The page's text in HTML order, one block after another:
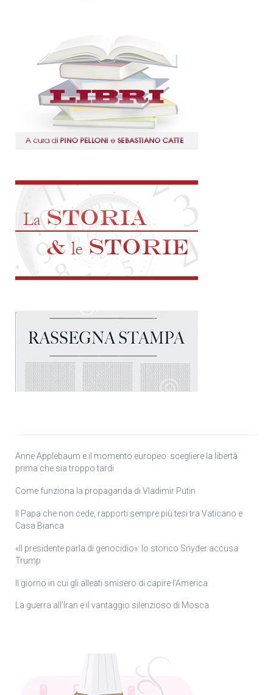
Anne Applebaum e il momento europeo: scegliere la libertà
prima che sia troppo tardi
Come funziona la propaganda di Vladimir Putin
Il Papa che non cede, rapporti sempre più tesi tra Vaticano e
Casa Bianca
«Il presidente parla di genocidio»: lo storico Snyder accusa
Trump
Il giorno in cui gli alleati smisero di capire l’America
La guerra all’Iran e il vantaggio silenzioso di Mosca